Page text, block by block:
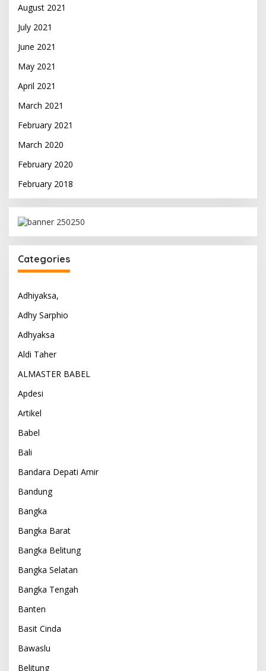
August 2021
July 2021
June 2021
May 2021
April 2021
March 2021
February 2021
March 2020
February 2020
February 2018
Categories
Adhiyaksa,
Adhy Sarphio
Adhyaksa
Aldi Taher
ALMASTER BABEL
Apdesi
Artikel
Babel
Bali
Bandara Depati Amir
Bandung
Bangka
Bangka Barat
Bangka Belitung
Bangka Selatan
Bangka Tengah
Banten
Basit Cinda
Bawaslu
Belitung